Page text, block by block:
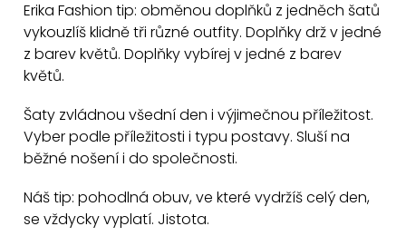
v
ý
p
s
u
Erika Fashion tip: obměnou doplňků z jedněch šatů
vykouzlíš klidně tři různé outfity. Doplňky drž v jedné
z barev květů. Doplňky vybírej v jedné z barev
květů.
Šaty zvládnou všední den i výjimečnou příležitost.
Vyber podle příležitosti i typu postavy. Sluší na
běžné nošení i do společnosti.
Náš tip: pohodlná obuv, ve které vydržíš celý den,
se vždycky vyplatí. Jistota.